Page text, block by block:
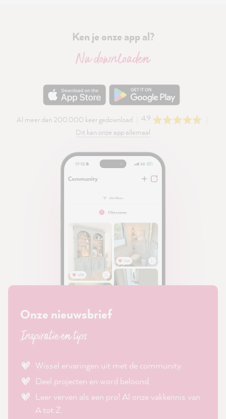
Ken je onze app al?
Nu downloaden
Al meer dan 200.000 keer gedownload
4.9
Dit kan onze app allemaal
Onze nieuwsbrief
Inspiratie en tips
Wissel ervaringen uit met de community.
Deel projecten en word beloond.
Leer verven als een pro! Al onze vakkennis van
A tot Z.